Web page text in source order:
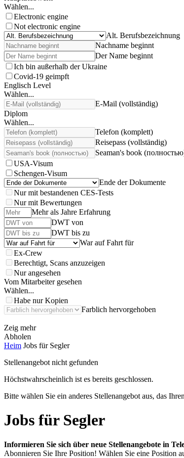
Wählen...
Electronic engine
Not electronic engine
Alt. Berufsbezeichnung
Nachname beginnt
Der Name beginnt
Ich bin außerhalb der Ukraine
Covid-19 geimpft
Englisch Level
Wählen...
E-Mail (vollständig)
Diplom
Wählen...
Telefon (komplett)
Reisepass (vollständig)
Seaman's book
USA-Visum
Schengen-Visum
Ende der Dokumente
Nur mit bestandenen CES-Tests
Nur mit Bewertungen
Mehr als Jahre Erfahrung
DWT von
DWT bis zu
War auf Fahrt für
Ex-Crew
Berechtigt, Scans anzuzeigen
Nur angesehen
Vom Mitarbeiter gesehen
Wählen...
Habe nur Kopien
Farblich hervorgehoben
Zeig mehr
Abholen
Heim Jobs für Segler
Stellenangebot nicht gefunden
Höchstwahrscheinlich ist es bereits geschlossen.
Bitte wählen Sie ein anderes Stellenangebot aus, das
Jobs für Segler
Informieren Sie sich über neue Stellenangebote in
Abonnieren Sie Ihre Position! Wählen Sie eine Position